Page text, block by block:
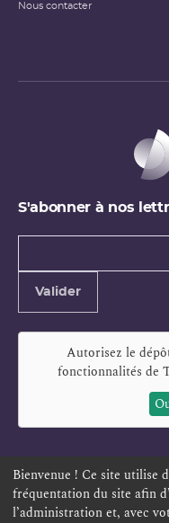
Nous contacter
S'abonner à nos
Types de
Valider
Autorisez le
fonctionnalités de
ESPACE PERSONNEL
Bienvenue ! Ce site utilise
fréquentation du site afin
l’administration et, avec